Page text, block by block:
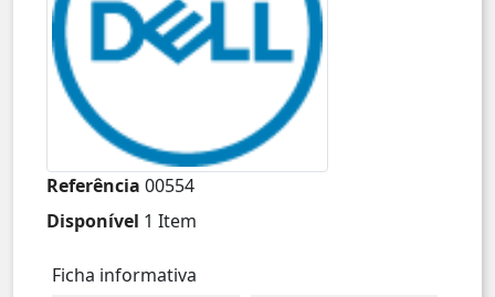
Referência 00554
Disponível 1 Item
Ficha informativa